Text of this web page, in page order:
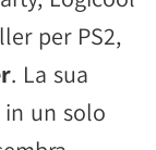
per PS2,
. La sua
un solo